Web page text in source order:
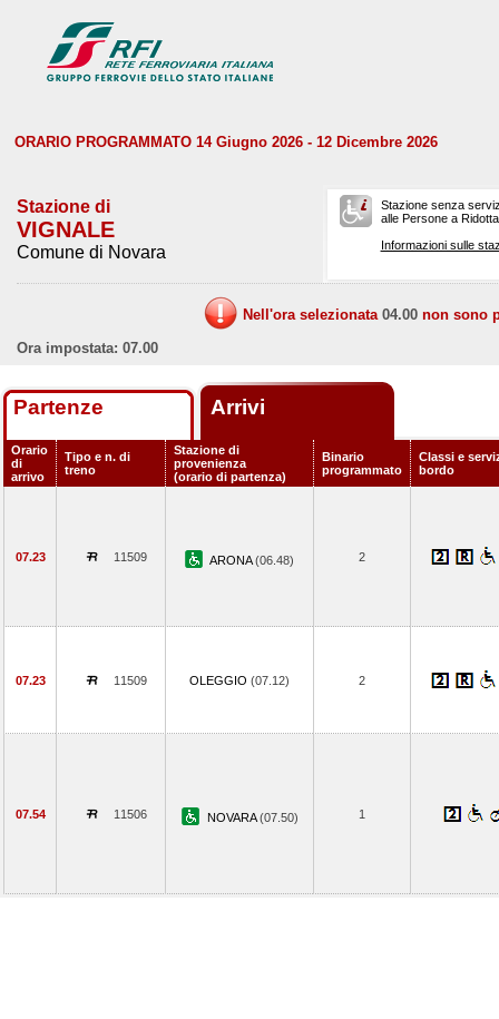
ORARIO PROGRAMMATO 14 Giugno 2026 - 12 Dicembre 2026
Stazione di
VIGNALE
Comune di Novara
Stazione senza
alle Persone a
Informazioni sulle
Nell'ora selezionata 04.00 non sono
Ora impostata: 07.00
Partenze Arrivi
Orario
di
arrivo
Tipo e n. di
treno
Stazione di
provenienza
(orario di partenza)
Binario
programmato
Classi e
bordo
07.23 11509 ARONA(06.48) 2
07.23 11509 OLEGGIO (07.12) 2
07.54 11506 NOVARA(07.50) 1